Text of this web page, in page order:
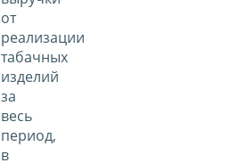
от
реализации
табачных
изделий
за
весь
период,
в